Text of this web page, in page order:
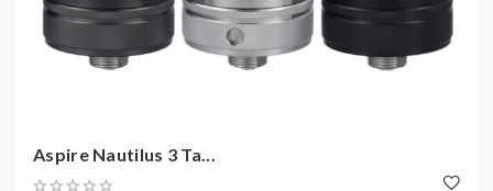
Aspire Nautilus 3 Ta...